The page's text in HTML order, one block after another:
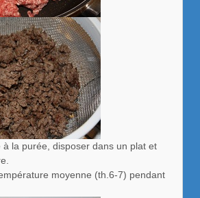
à la purée, disposer dans un plat et
moyenne (th.6-7) pendant